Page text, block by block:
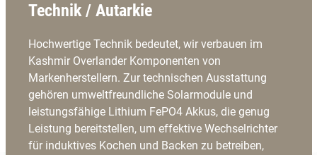
Technik / Autarkie
Hochwertige Technik bedeutet, wir verbauen im
Kashmir Overlander Komponenten von
Markenherstellern. Zur technischen Ausstattung
gehören umweltfreundliche Solarmodule und
leistungsfähige Lithium FePO4 Akkus, die genug
Leistung bereitstellen, um effektive Wechselrichter
für induktives Kochen und Backen zu betreiben,